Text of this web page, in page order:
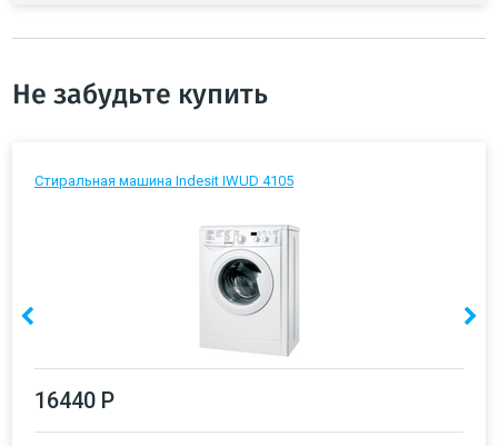
Не забудьте купить
Стиральная машина Indesit IWUD 4105
16440 Р